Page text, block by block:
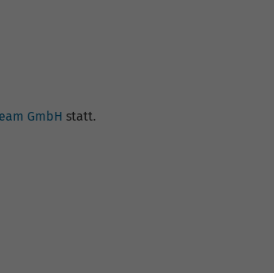
GmbH statt.